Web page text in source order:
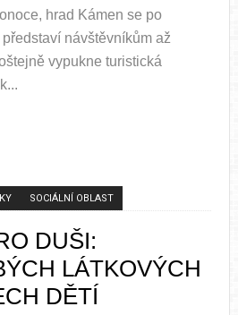
hrad Kámen se po
návštěvníkům až
vypukne turistická
SOCIÁLNÍ OBLAST
DUŠI:
LÁTKOVÝCH
DĚTÍ